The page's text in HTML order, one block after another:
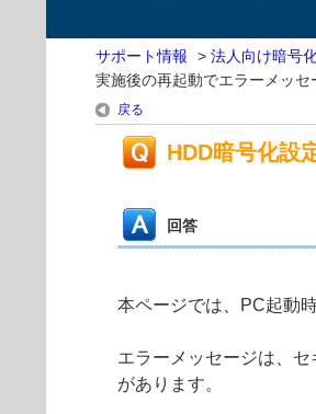
サポート情報 > 法人向け暗号
実施後の再起動でエラーメッセ
戻る
HDD暗号化設
回答
本ページでは、PC起動
エラーメッセージは、
があります。